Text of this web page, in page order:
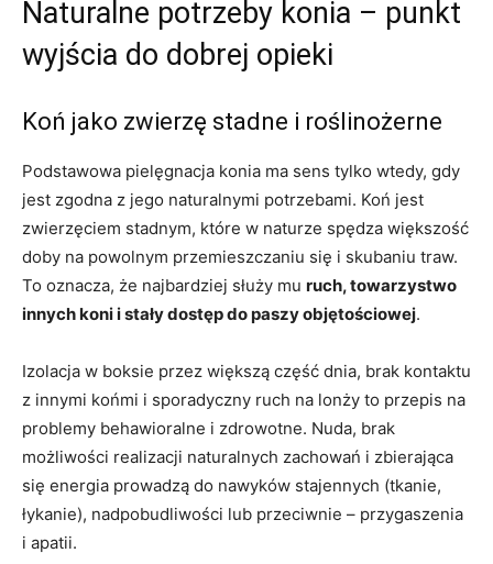
Naturalne potrzeby konia – punkt
wyjścia do dobrej opieki
Koń jako zwierzę stadne i roślinożerne
Podstawowa pielęgnacja konia ma sens tylko wtedy, gdy
jest zgodna z jego naturalnymi potrzebami. Koń jest
zwierzęciem stadnym, które w naturze spędza większość
doby na powolnym przemieszczaniu się i skubaniu traw.
To oznacza, że najbardziej służy mu ruch, towarzystwo
innych koni i stały dostęp do paszy objętościowej.
Izolacja w boksie przez większą część dnia, brak kontaktu
z innymi końmi i sporadyczny ruch na lonży to przepis na
problemy behawioralne i zdrowotne. Nuda, brak
możliwości realizacji naturalnych zachowań i zbierająca
się energia prowadzą do nawyków stajennych (tkanie,
łykanie), nadpobudliwości lub przeciwnie – przygaszenia
i apatii.